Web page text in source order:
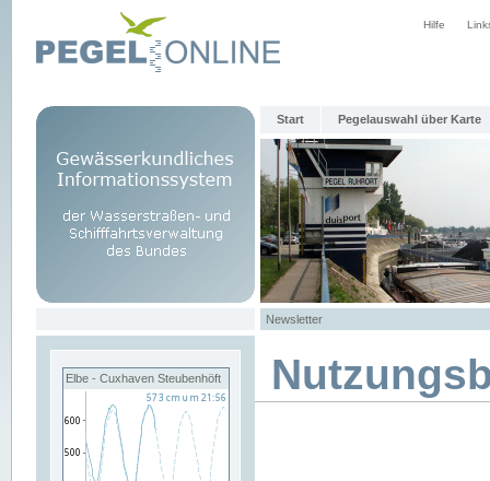
Hilfe
Start Pegelauswahl über Karte
Newsletter
Elbe - Cuxhaven Steubenhöft